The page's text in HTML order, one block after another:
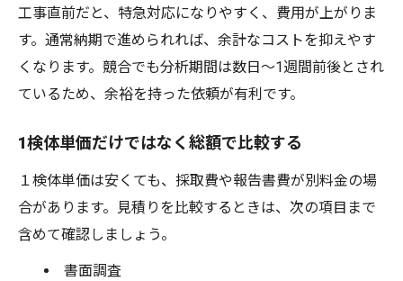
工事直前だと、特急対応になりやすく、費用が上がりま
す。通常納期で進められれば、余計なコストを抑えやす
くなります。競合でも分析期間は数日～1週間前後とされ
ているため、余裕を持った依頼が有利です。
1検体単価だけではなく総額で比較する
１検体単価は安くても、採取費や報告書費が別料金の場
合があります。見積りを比較するときは、次の項目まで
含めて確認しましょう。
書面調査